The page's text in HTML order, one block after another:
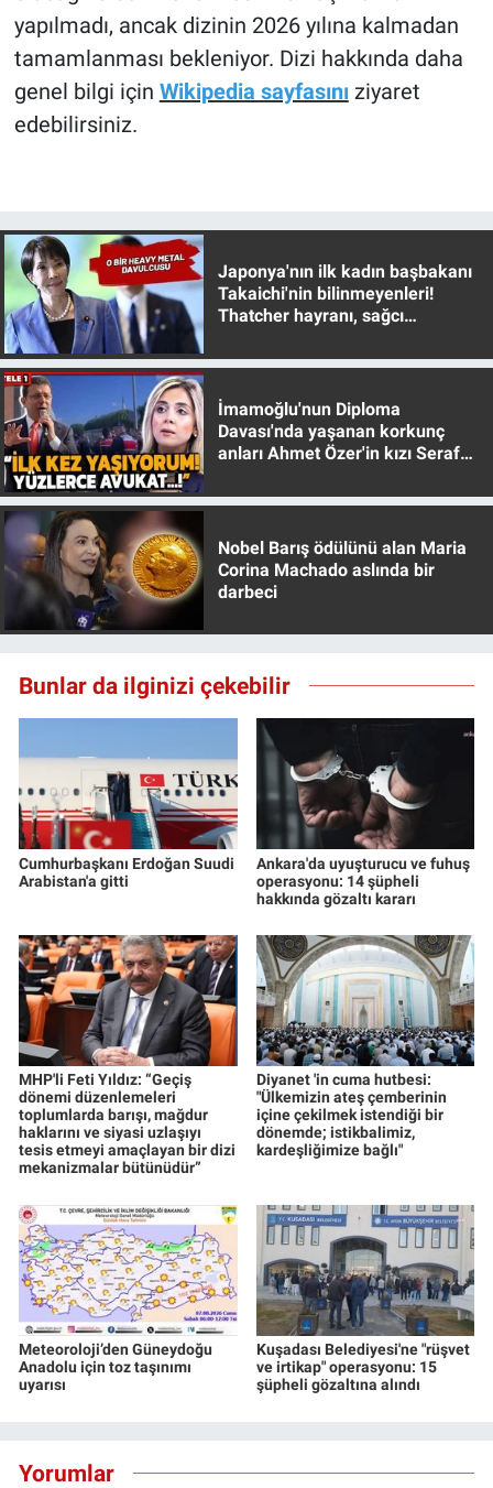
yapılmadı, ancak dizinin 2026 yılına kalmadan
tamamlanması bekleniyor. Dizi hakkında daha
genel bilgi için Wikipedia sayfasınıziyaret
edebilirsiniz.
Japonya'nın ilk kadın başbakanı
Takaichi'nin bilinmeyenleri!
Thatcher hayranı, sağcı
İmamoğlu'nun Diploma
Davası'nda yaşanan korkunç
anları Ahmet Özer'in kızı Seraf
Nobel Barış ödülünü alan Maria
Corina Machado aslında bir
darbeci
Bunlar da ilginizi çekebilir
Cumhurbaşkanı Erdoğan Suudi
Arabistan'a gitti
Ankara'da uyuşturucu ve fuhuş
operasyonu: 14 şüpheli
hakkında gözaltı kararı
MHP'li Feti Yıldız: “Geçiş
dönemi düzenlemeleri
toplumlarda barışı, mağdur
haklarını ve siyasi uzlaşıyı
tesis etmeyi amaçlayan bir dizi
mekanizmalar bütünüdür”
Diyanet 'in cuma hutbesi:
"Ülkemizin ateş çemberinin
içine çekilmek istendiği bir
dönemde; istikbalimiz,
kardeşliğimize bağlı"
Meteoroloji’den Güneydoğu
Anadolu için toz taşınımı
uyarısı
Kuşadası Belediyesi'ne "rüşvet
ve irtikap" operasyonu: 15
şüpheli gözaltına alındı
Yorumlar